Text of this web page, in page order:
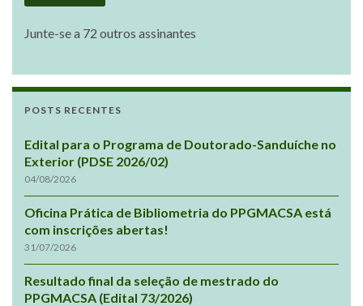
Junte-se a 72 outros assinantes
POSTS RECENTES
Edital para o Programa de Doutorado-Sanduíche no
Exterior (PDSE 2026/02)
04/08/2026
Oficina Prática de Bibliometria do PPGMACSA está
com inscrições abertas!
31/07/2026
Resultado final da seleção de mestrado do
PPGMACSA (Edital 73/2026)